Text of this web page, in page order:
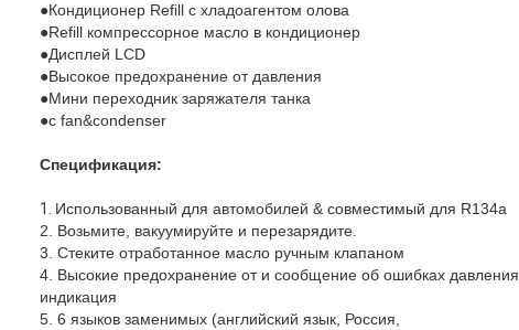
●Кондиционер Refill с хладоагентом олова
●Refill компрессорное масло в кондиционер
●Дисплей LCD
●Высокое предохранение от давления
●Мини переходник заряжателя танка
●с fan&condenser
Спецификация:
1. Использованный для автомобилей & совместимый для R134a
2. Возьмите, вакуумируйте и перезарядите.
3. Стеките отработанное масло ручным клапаном
4. Высокие предохранение от и сообщение об ошибках давления
индикация
5. 6 языков заменимых (английский язык, Россия,